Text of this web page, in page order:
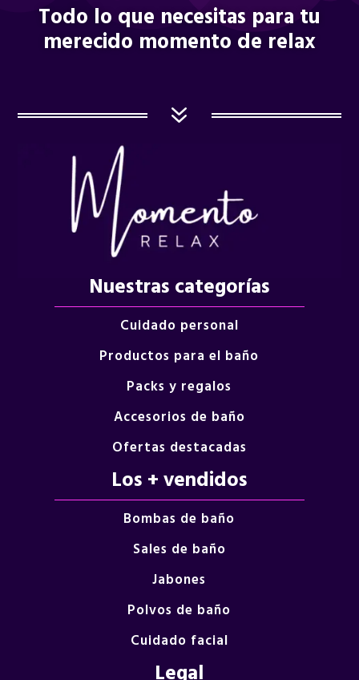
Todo lo que necesitas para tu
merecido momento de relax
7
Nuestras categorías
Cuidado personal
Productos para el baño
Packs y regalos
Accesorios de baño
Ofertas destacadas
Los + vendidos
Bombas de baño
Sales de baño
Jabones
Polvos de baño
Cuidado facial